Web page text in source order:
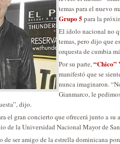
temas para el nuevo
Grupo 5 para la
El ídolo nacional no
temas, pero dijo que
orquesta de cumbia
Por su parte,“Chico”
manifestó que se
nunca imaginaron.
Gianmarco, le
dijo.
el gran concierto que ofrecerá junto a
de la Universidad Nacional Mayor de
de ser amigo de la estrella dominicana